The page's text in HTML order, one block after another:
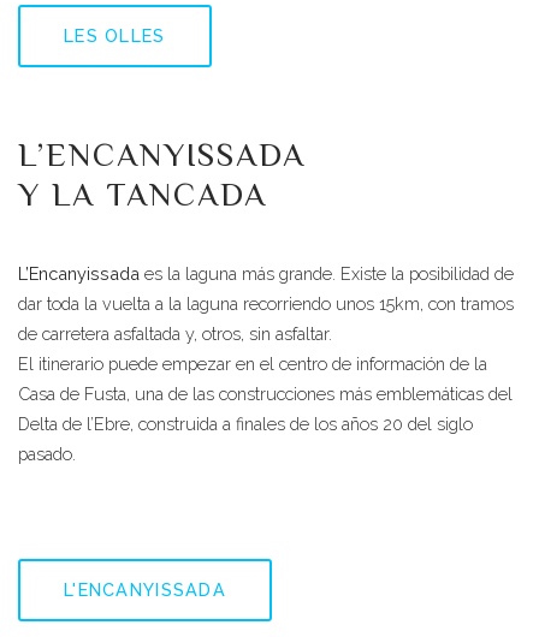
LES OLLES
L’ENCANYISSADA
Y LA TANCADA
L’Encanyissada es la laguna más grande. Existe la posibilidad de
dar toda la vuelta a la laguna recorriendo unos 15km, con tramos
de carretera asfaltada y, otros, sin asfaltar.
El itinerario puede empezar en el centro de información de la
Casa de Fusta, una de las construcciones más emblemáticas del
Delta de l’Ebre, construida a finales de los años 20 del siglo
pasado.
L'ENCANYISSADA